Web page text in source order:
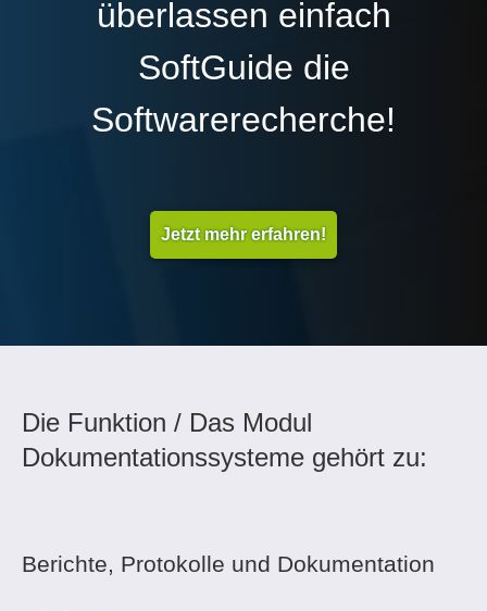
überlassen einfach
SoftGuide die
Softwarerecherche!
Jetzt mehr erfahren!
Die Funktion / Das Modul
Dokumentationssysteme gehört zu:
Berichte, Protokolle und Dokumentation